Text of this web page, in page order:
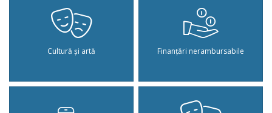
Cultură și artă Finanțări nerambursabile